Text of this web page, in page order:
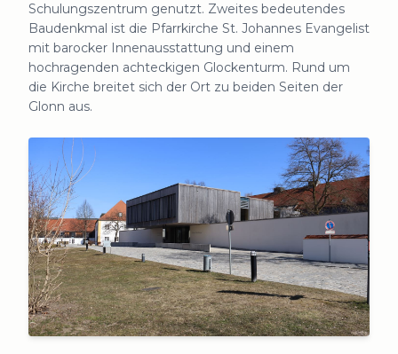
Schulungszentrum genutzt. Zweites bedeutendes
Baudenkmal ist die Pfarrkirche St. Johannes Evangelist
mit barocker Innenausstattung und einem
hochragenden achteckigen Glockenturm. Rund um
die Kirche breitet sich der Ort zu beiden Seiten der
Glonn aus.